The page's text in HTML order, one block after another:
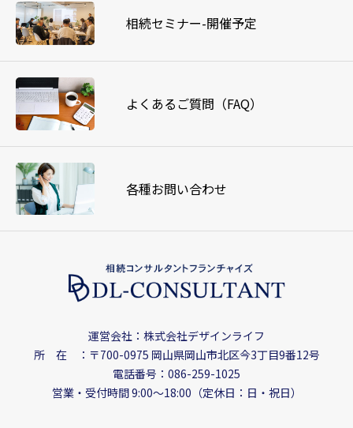
相続セミナー-開催予定
よくあるご質問（FAQ）
各種お問い合わせ
運営会社：株式会社デザインライフ
所 在 ：〒700-0975 岡山県岡山市北区今3丁目9番12号
電話番号：086-259-1025
営業・受付時間 9:00〜18:00（定休日：日・祝日）